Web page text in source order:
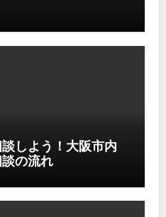
しよう！大阪市内
の流れ